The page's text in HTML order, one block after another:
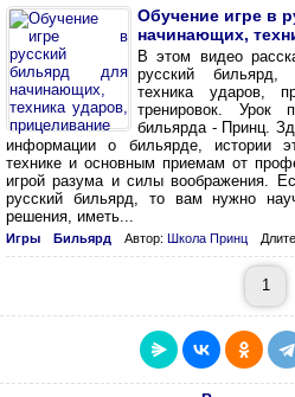
Обучение игре в
начинающих,
В этом видео
русский
техника ударов,
тренировок. Урок
бильярда - Принц.
информации о бильярде, истории
технике и основным приемам от
игрой разума и силы воображения.
русский бильярд, то вам нужно
решения, иметь...
Игры Бильярд Автор: Школа Принц
1